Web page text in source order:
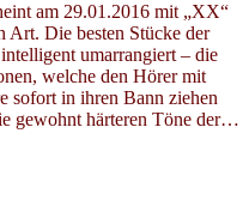
am 29.01.2016 mit „XX“
Art. Die besten Stücke der
umarrangiert – die
welche den Hörer mit
sofort in ihren Bann ziehen
gewohnt härteren Töne der…